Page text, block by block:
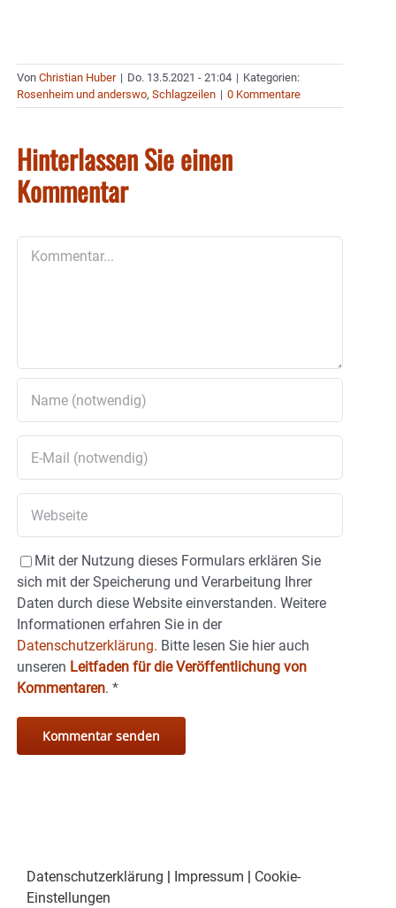
Von Christian Huber | Do. 13.5.2021 - 21:04 | Kategorien:
Rosenheim und anderswo, Schlagzeilen | 0 Kommentare
Hinterlassen Sie einen
Kommentar
Mit der Nutzung dieses Formulars erklären Sie
sich mit der Speicherung und Verarbeitung Ihrer
Daten durch diese Website einverstanden. Weitere
Informationen erfahren Sie in der
Datenschutzerklärung. Bitte lesen Sie hier auch
unseren Leitfaden für die Veröffentlichung von
Kommentaren. *
Datenschutzerklärung Impressum
Cookie-
Einstellungen